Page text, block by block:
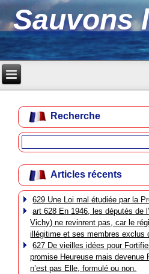
Sauvons
Recherche
Articles récents
629 Une Loi mal étudiée par la
art 628 En 1946, les députés de
Vichy) ne revinrent pas, car le
illégitime et ses membres exclus
627 De vieilles idées pour
promise Heureuse mais devenue
n’est pas Elle, formulé ou non.